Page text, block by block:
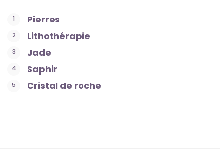
Pierres
Lithothérapie
Jade
Saphir
Cristal de roche